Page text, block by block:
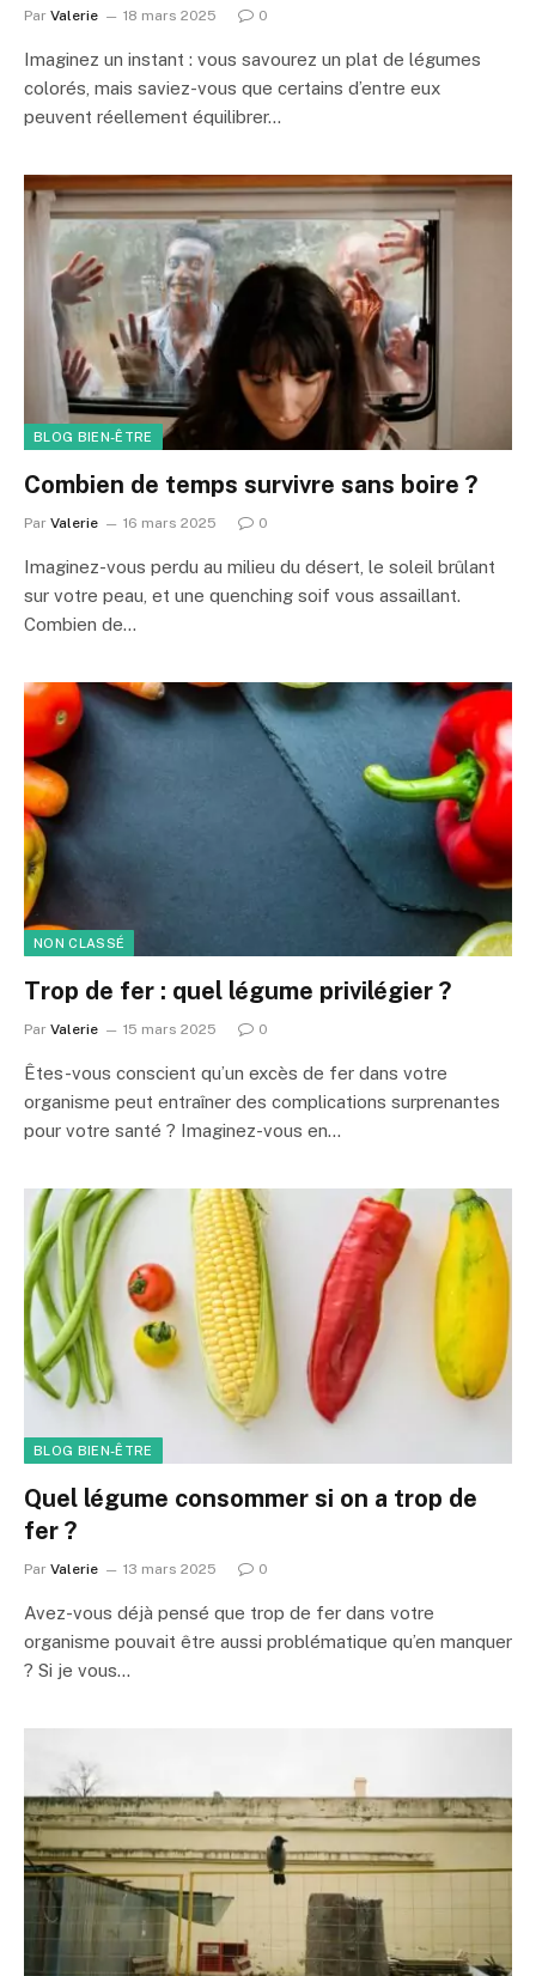
Par Valerie 18 mars 2025 0
Imaginez un instant : vous savourez un plat de légumes
colorés, mais saviez-vous que certains d’entre eux
peuvent réellement équilibrer…
BLOG BIEN-ÊTRE
Combien de temps survivre sans boire ?
Par Valerie 16 mars 2025 0
Imaginez-vous perdu au milieu du désert, le soleil brûlant
sur votre peau, et une quenching soif vous assaillant.
Combien de…
NON CLASSÉ
Trop de fer : quel légume privilégier ?
Par Valerie 15 mars 2025 0
Êtes-vous conscient qu’un excès de fer dans votre
organisme peut entraîner des complications surprenantes
pour votre santé ? Imaginez-vous en…
BLOG BIEN-ÊTRE
Quel légume consommer si on a trop de
fer ?
Par Valerie 13 mars 2025 0
Avez-vous déjà pensé que trop de fer dans votre
organisme pouvait être aussi problématique qu’en manquer
? Si je vous…